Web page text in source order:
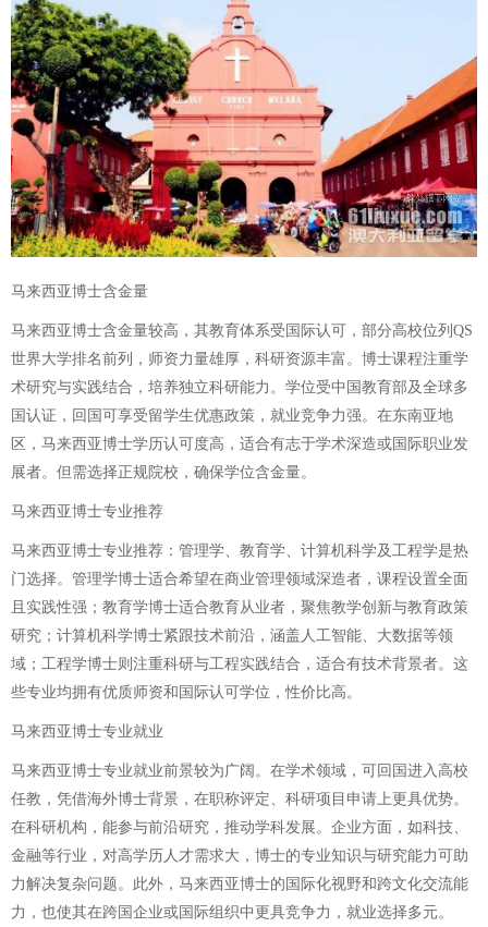
马来西亚博士含金量
马来西亚博士含金量较高，其教育体系受国际认可，部分高校位列QS
世界大学排名前列，师资力量雄厚，科研资源丰富。博士课程注重学
术研究与实践结合，培养独立科研能力。学位受中国教育部及全球多
国认证，回国可享受留学生优惠政策，就业竞争力强。在东南亚地
区，马来西亚博士学历认可度高，适合有志于学术深造或国际职业发
展者。但需选择正规院校，确保学位含金量。
马来西亚博士专业推荐
马来西亚博士专业推荐：管理学、教育学、计算机科学及工程学是热
门选择。管理学博士适合希望在商业管理领域深造者，课程设置全面
且实践性强；教育学博士适合教育从业者，聚焦教学创新与教育政策
研究；计算机科学博士紧跟技术前沿，涵盖人工智能、大数据等领
域；工程学博士则注重科研与工程实践结合，适合有技术背景者。这
些专业均拥有优质师资和国际认可学位，性价比高。
马来西亚博士专业就业
马来西亚博士专业就业前景较为广阔。在学术领域，可回国进入高校
任教，凭借海外博士背景，在职称评定、科研项目申请上更具优势。
在科研机构，能参与前沿研究，推动学科发展。企业方面，如科技、
金融等行业，对高学历人才需求大，博士的专业知识与研究能力可助
力解决复杂问题。此外，马来西亚博士的国际化视野和跨文化交流能
力，也使其在跨国企业或国际组织中更具竞争力，就业选择多元。